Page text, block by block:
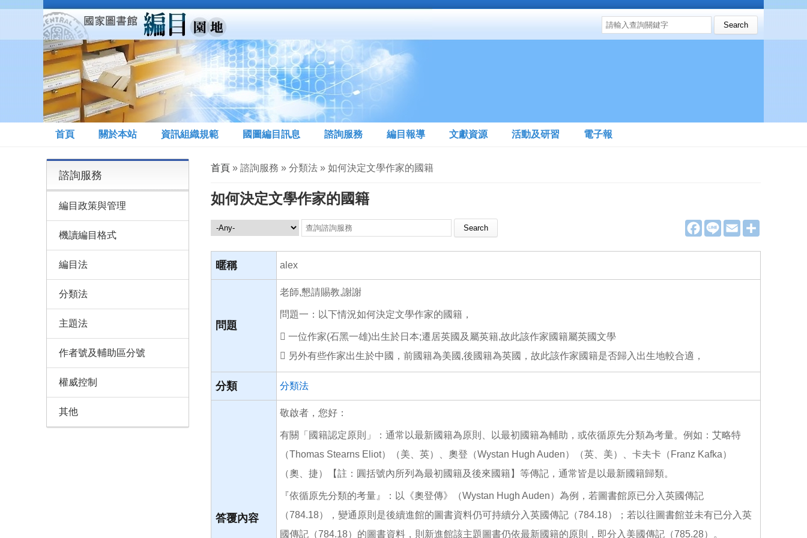
移至主內容
搜尋表單
Search this site
首頁 關於本站 資訊組織規範 國圖編目訊息 諮詢服務 編目報導 文獻資源 活動及研習 電子報
您在這裡
首頁» 諮詢服務 » 分類法 » 如何決定文學作家的國籍
如何決定文學作家的國籍
F
a
e
o
L
e
E
m
i
諮詢服務 Search this site
暱稱 alex
問題
老師,懇請賜教,謝謝
問題一：以下情況如何決定文學作家的國籍，
 一位作家(石黑一雄)出生於日本;遷居英國及屬英籍,故此該作家國籍屬英國文學
 另外有些作家出生於中國，前國籍為美國,後國籍為英國，故此該作家國籍是否歸入出生地較合適，
分類 分類法
答覆內容
敬啟者，您好：
有關「國籍認定原則」：通常以最新國籍為原則、以最初國籍為輔助，或依循原先分類為考量。例如：艾略特
（Thomas Stearns Eliot）（美、英）、奧登（Wystan Hugh Auden）（英、美）、卡夫卡（Franz Kafka）
（奧、捷）【註：圓括號內所列為最初國籍及後來國籍】等傳記，通常皆是以最新國籍歸類。
『依循原先分類的考量』：以《奧登傳》（Wystan Hugh Auden）為例，若圖書館原已分入英國傳記
（784.18），變通原則是後續進館的圖書資料仍可持續分入英國傳記（784.18）；若以往圖書館並未有已分入英
國傳記（784.18）的圖書資料，則新進館該主題圖書仍依最新國籍的原則，即分入美國傳記（785.28）。
諮詢服務
編目政策與管理
機讀編目格式
編目法
分類法
主題法
作者號及輔助區分號
權威控制
其他